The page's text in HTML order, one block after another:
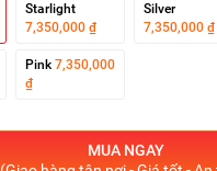
Starlight
7,350,000 ₫
Silver
7,350,000 ₫
Pink 7,350,000
₫
MUA NGAY